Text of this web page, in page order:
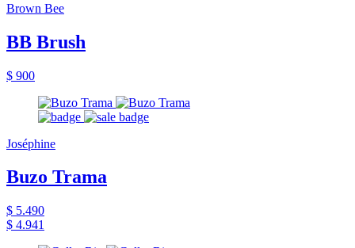
Brown Bee
BB Brush
$ 900
Joséphine
Buzo Trama
$ 5.490
$ 4.941